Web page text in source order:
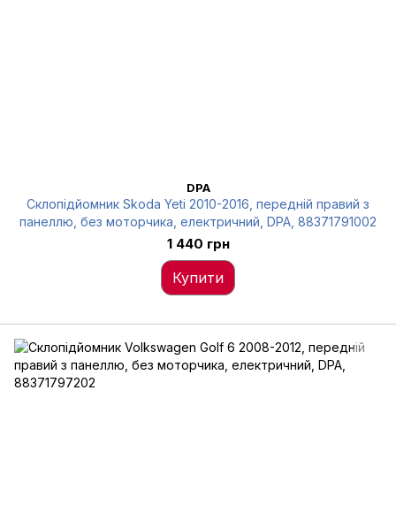
DPA
Склопідйомник Skoda Yeti 2010-2016, передній правий з
панеллю, без моторчика, електричний, DPA, 88371791002
1 440 грн
Купити